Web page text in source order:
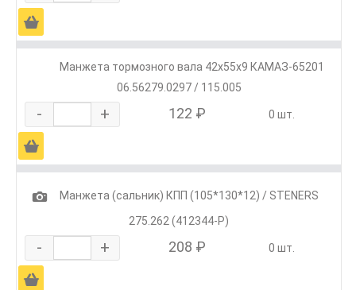
Ä
Манжета тормозного вала 42х55х9 КАМАЗ-65201
06.56279.0297 / 115.005
- + 122 ₽ 0 шт.
Ä
1
Манжета (сальник) КПП (105*130*12) / STENERS
275.262 (412344-P)
- + 208 ₽ 0 шт.
Ä